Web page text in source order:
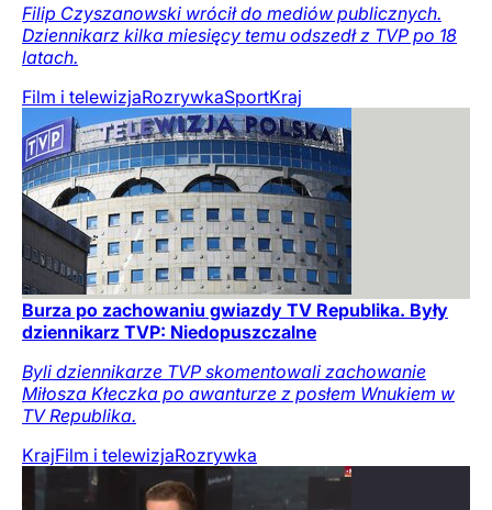
Filip Czyszanowski wrócił do mediów publicznych.
Dziennikarz kilka miesięcy temu odszedł z TVP po 18
latach.
Film i telewizjaRozrywkaSportKraj
Burza po zachowaniu gwiazdy TV Republika. Były
dziennikarz TVP: Niedopuszczalne
Byli dziennikarze TVP skomentowali zachowanie
Miłosza Kłeczka po awanturze z posłem Wnukiem w
TV Republika.
KrajFilm i telewizjaRozrywka